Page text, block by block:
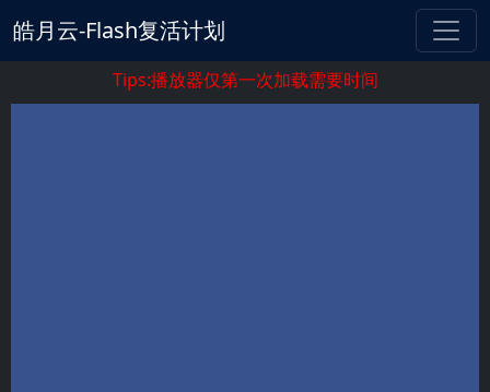
皓月云-Flash复活计划
Tips:播放器仅第一次加载需要时间